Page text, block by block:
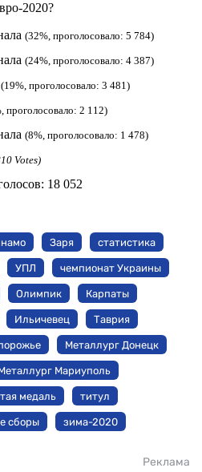
2020?
(32%, проголосовало: 5 784)
(24%, проголосовало: 4 387)
(19%, проголосовало: 3 481)
проголосовало: 2 112)
(8%, проголосовало: 1 478)
Votes)
18 052
Заря статистика
УПЛ чемпионат Украины
Олимпик Карпаты
Ильичевец Таврия
Металлург Донецк
Мариуполь
медаль титул
сборы зима-2020
Реклама